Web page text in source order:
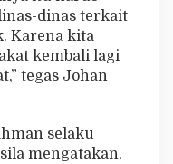
dinas terkait
Karena kita
kembali lagi
tegas Johan
selaku
mengatakan,